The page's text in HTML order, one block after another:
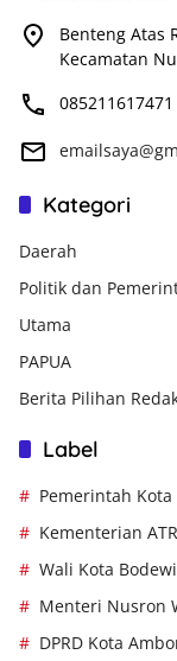
Benteng Atas
Kecamatan
085211617471
Kategori
Daerah
Politik dan
Utama
PAPUA
Berita Pilihan
Label
Pemerintah Kota
Kementerian
Wali Kota
Menteri Nusron
DPRD Kota